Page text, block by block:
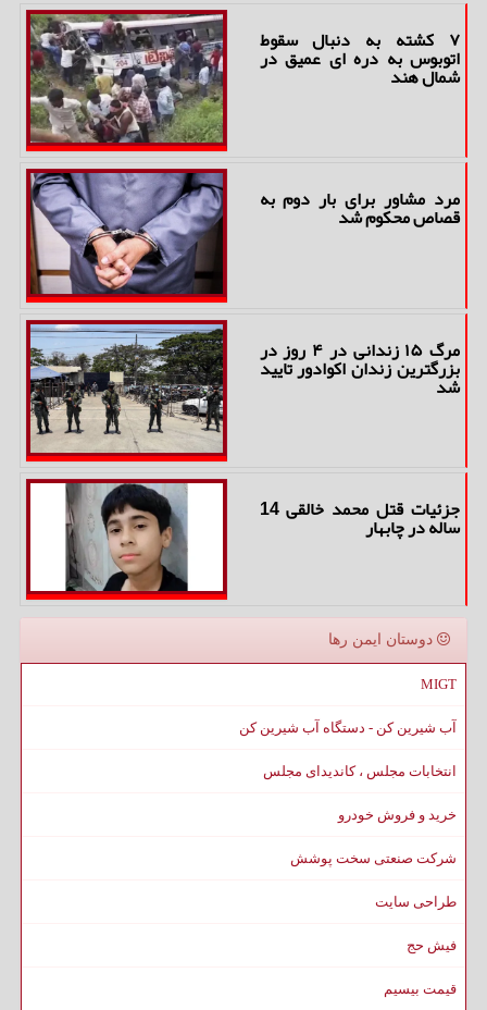
۷ کشته به دنبال سقوط
اتوبوس به دره ای عمیق در
شمال هند
مرد مشاور برای بار دوم به
قصاص محکوم شد
مرگ ۱۵ زندانی در ۴ روز در
بزرگترین زندان اکوادور تایید
شد
جزئیات قتل محمد خالقی 14
ساله در چابهار
دوستان ایمن رها
MIGT
آب شیرین کن - دستگاه آب شیرین کن
انتخابات مجلس ، کاندیدای مجلس
خرید و فروش خودرو
شرکت صنعتی سخت پوشش
طراحی سایت
فیش حج
قیمت بیسیم